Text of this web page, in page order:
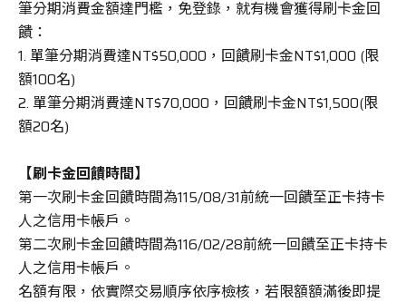
筆分期消費金額達門檻，免登錄，就有機會獲得刷卡金回
饋：
1. 單筆分期消費達NT$50,000，回饋刷卡金NT$1,000 (限
額100名)
2. 單筆分期消費達NT$70,000，回饋刷卡金NT$1,500(限
額20名)
【刷卡金回饋時間】
第一次刷卡金回饋時間為115/08/31前統一回饋至正卡持卡
人之信用卡帳戶。
第二次刷卡金回饋時間為116/02/28前統一回饋至正卡持卡
人之信用卡帳戶。
名額有限，依實際交易順序依序檢核，若限額額滿後即提